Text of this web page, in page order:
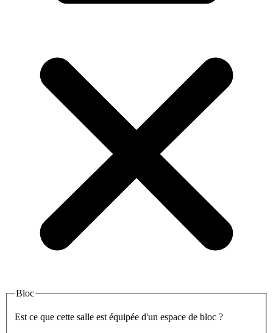
Bloc
Est ce que cette salle est équipée d'un espace de bloc ?